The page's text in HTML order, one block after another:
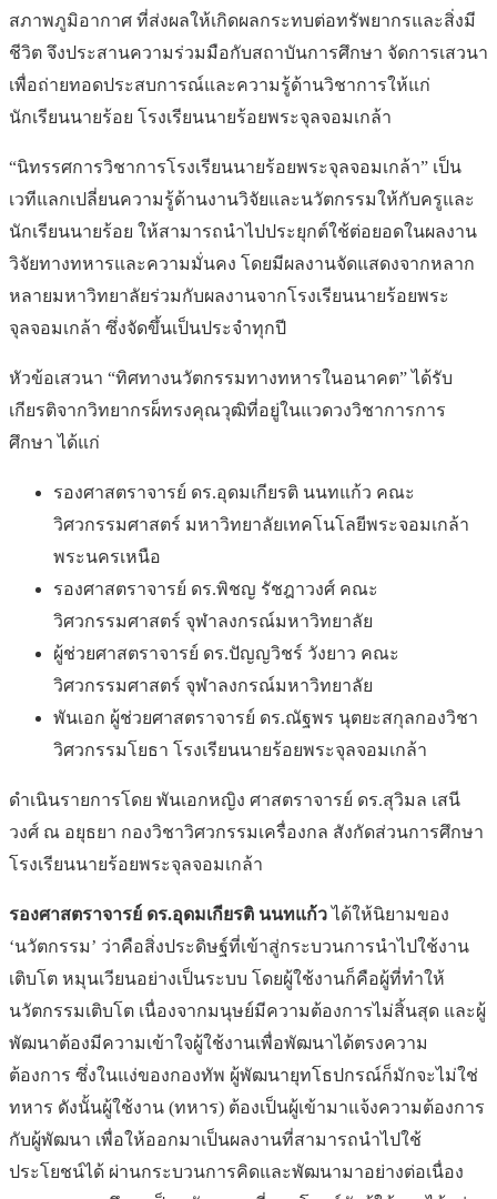
สภาพภูมิอากาศ ที่ส่งผลให้เกิดผลกระทบต่อทรัพยากรและสิ่งมี
ชีวิต จึงประสานความร่วมมือกับสถาบันการศึกษา จัดการเสวนา
เพื่อถ่ายทอดประสบการณ์และความรู้ด้านวิชาการให้แก่
นักเรียนนายร้อย โรงเรียนนายร้อยพระจุลจอมเกล้า
“นิทรรศการวิชาการโรงเรียนนายร้อยพระจุลจอมเกล้า” เป็น
เวทีแลกเปลี่ยนความรู้ด้านงานวิจัยและนวัตกรรมให้กับครูและ
นักเรียนนายร้อย ให้สามารถนำไปประยุกต์ใช้ต่อยอดในผลงาน
วิจัยทางทหารและความมั่นคง โดยมีผลงานจัดแสดงจากหลาก
หลายมหาวิทยาลัยร่วมกับผลงานจากโรงเรียนนายร้อยพระ
จุลจอมเกล้า ซึ่งจัดขึ้นเป็นประจำทุกปี
หัวข้อเสวนา “ทิศทางนวัตกรรมทางทหารในอนาคต” ได้รับ
เกียรติจากวิทยากรผ็ทรงคุณวุฒิที่อยู่ในแวดวงวิชาการการ
ศึกษา ได้แก่
รองศาสตราจารย์ ดร.อุดมเกียรติ นนทแก้ว คณะ
วิศวกรรมศาสตร์ มหาวิทยาลัยเทคโนโลยีพระจอมเกล้า
พระนครเหนือ
รองศาสตราจารย์ ดร.พิชญ รัชฎาวงศ์ คณะ
วิศวกรรมศาสตร์ จุฬาลงกรณ์มหาวิทยาลัย
ผู้ช่วยศาสตราจารย์ ดร.ปัญญวิชร์ วังยาว คณะ
วิศวกรรมศาสตร์ จุฬาลงกรณ์มหาวิทยาลัย
พันเอก ผู้ช่วยศาสตราจารย์ ดร.ณัฐพร นุตยะสกุลกองวิชา
วิศวกรรมโยธา โรงเรียนนายร้อยพระจุลจอมเกล้า
ดำเนินรายการโดย พันเอกหญิง ศาสตราจารย์ ดร.สุวิมล เสนี
วงศ์ ณ อยุธยา กองวิชาวิศวกรรมเครื่องกล สังกัดส่วนการศึกษา
โรงเรียนนายร้อยพระจุลจอมเกล้า
รองศาสตราจารย์ ดร.อุดมเกียรติ นนทแก้วได้ให้นิยามของ
‘นวัตกรรม’ ว่าคือสิ่งประดิษฐ์ที่เข้าสู่กระบวนการนำไปใช้งาน
เติบโต หมุนเวียนอย่างเป็นระบบ โดยผู้ใช้งานก็คือผู้ที่ทำให้
นวัตกรรมเติบโต เนื่องจากมนุษย์มีความต้องการไม่สิ้นสุด และผู้
พัฒนาต้องมีความเข้าใจผู้ใช้งานเพื่อพัฒนาได้ตรงความ
ต้องการ ซึ่งในแง่ของกองทัพ ผู้พัฒนายุทโธปกรณ์ก็มักจะไม่ใช่
ทหาร ดังนั้นผู้ใช้งาน (ทหาร) ต้องเป็นผู้เข้ามาแจ้งความต้องการ
กับผู้พัฒนา เพื่อให้ออกมาเป็นผลงานที่สามารถนำไปใช้
ประโยชน์ได้ ผ่านกระบวนการคิดและพัฒนามาอย่างต่อเนื่อง